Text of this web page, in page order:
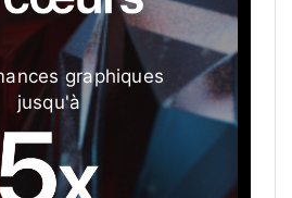
graphiques
jusqu'à